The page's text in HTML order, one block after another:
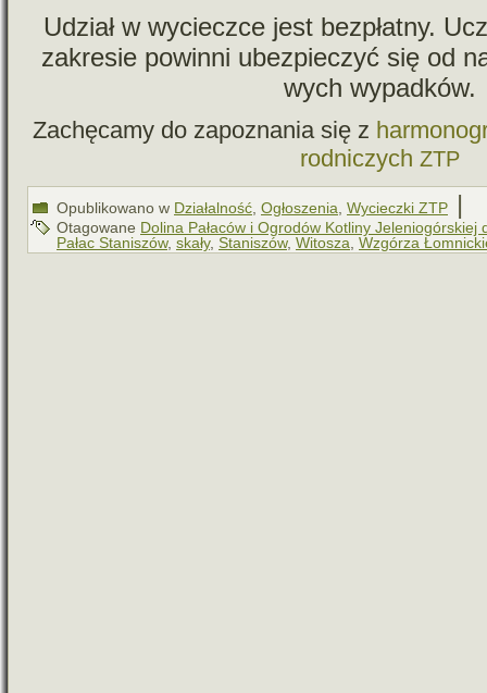
Udział w wycieczce jest bez­płatny.
zakre­sie powinni ubez­pie­czyć się od
wych wypadków.
Zachęcamy do zapo­zna­nia się z
rod­ni­czychZTP
Opublikowano w Działalność Ogłoszenia Wycieczki ZTP |
Otagowane Dolina Pałaców i Ogrodów Kotliny Jeleniogórskiej
Pałac Staniszów, skały, Staniszów, Witosza Wzgórza